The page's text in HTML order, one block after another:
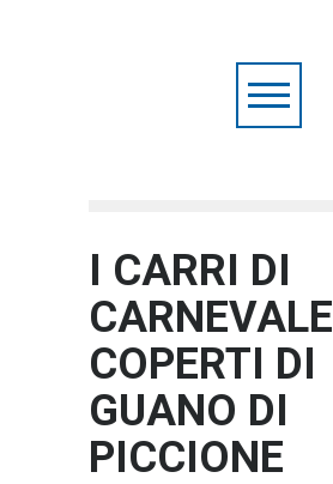
I CARRI DI
CARNEVALE
COPERTI DI
GUANO DI
PICCIONE